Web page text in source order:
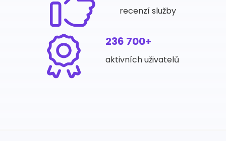
recenzí služby
236 700+
aktivních uživatelů